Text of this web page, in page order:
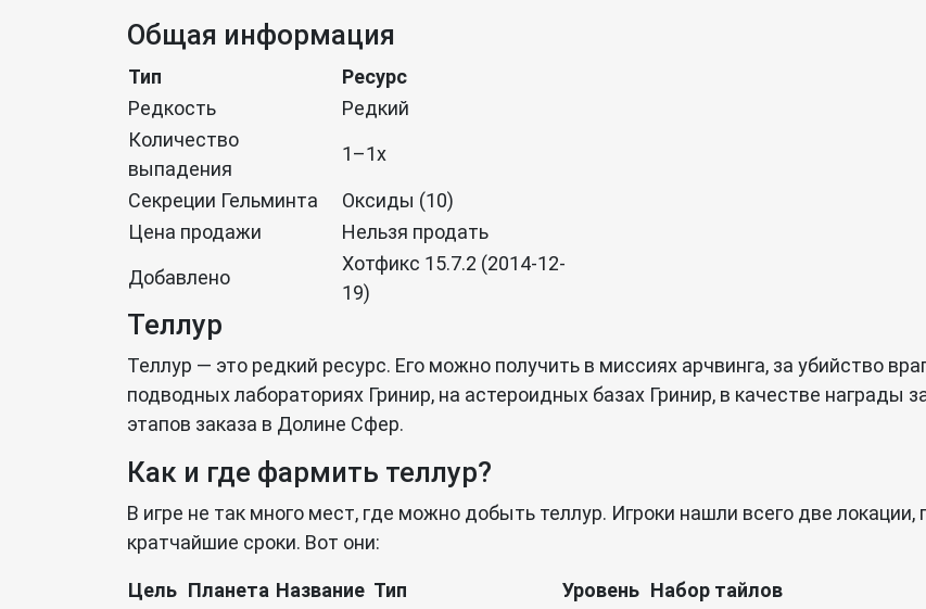
Общая информация
Тип
Ресурс
Редкость
Редкий
Количество
выпадения
1–1x
Секреции Гельминта
Оксиды (10)
Цена продажи
Нельзя продать
Добавлено
Хотфикс 15.7.2 (2014-12-
19)
Теллур
Теллур — это редкий ресурс. Его можно получить в миссиях арчвинга, за убийство
подводных лабораториях Гринир, на астероидных базах Гринир, в качестве награды
этапов заказа в Долине Сфер.
Как и где фармить теллур?
В игре не так много мест, где можно добыть теллур. Игроки нашли всего две локации,
кратчайшие сроки. Вот они:
Цель Планета Название Тип Уровень Набор тайлов